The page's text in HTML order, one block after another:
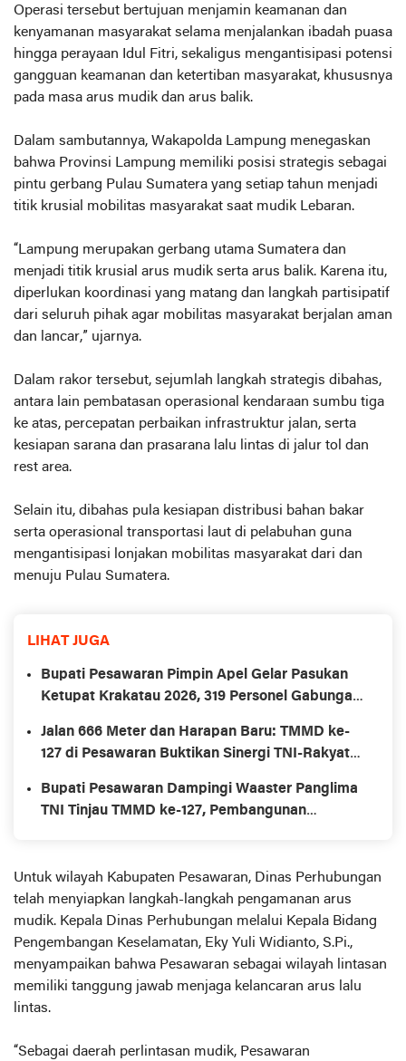
Operasi tersebut bertujuan menjamin keamanan dan
kenyamanan masyarakat selama menjalankan ibadah puasa
hingga perayaan Idul Fitri, sekaligus mengantisipasi potensi
gangguan keamanan dan ketertiban masyarakat, khususnya
pada masa arus mudik dan arus balik.
Dalam sambutannya, Wakapolda Lampung menegaskan
bahwa Provinsi Lampung memiliki posisi strategis sebagai
pintu gerbang Pulau Sumatera yang setiap tahun menjadi
titik krusial mobilitas masyarakat saat mudik Lebaran.
“Lampung merupakan gerbang utama Sumatera dan
menjadi titik krusial arus mudik serta arus balik. Karena itu,
diperlukan koordinasi yang matang dan langkah partisipatif
dari seluruh pihak agar mobilitas masyarakat berjalan aman
dan lancar,” ujarnya.
Dalam rakor tersebut, sejumlah langkah strategis dibahas,
antara lain pembatasan operasional kendaraan sumbu tiga
ke atas, percepatan perbaikan infrastruktur jalan, serta
kesiapan sarana dan prasarana lalu lintas di jalur tol dan
rest area.
Selain itu, dibahas pula kesiapan distribusi bahan bakar
serta operasional transportasi laut di pelabuhan guna
mengantisipasi lonjakan mobilitas masyarakat dari dan
menuju Pulau Sumatera.
LIHAT JUGA
Bupati Pesawaran Pimpin Apel Gelar Pasukan
Ketupat Krakatau 2026, 319 Personel Gabungan
Jalan 666 Meter dan Harapan Baru: TMMD ke-
127 di Pesawaran Buktikan Sinergi TNI-Rakyat
Bupati Pesawaran Dampingi Waaster Panglima
TNI Tinjau TMMD ke-127, Pembangunan
Untuk wilayah Kabupaten Pesawaran, Dinas Perhubungan
telah menyiapkan langkah-langkah pengamanan arus
mudik. Kepala Dinas Perhubungan melalui Kepala Bidang
Pengembangan Keselamatan, Eky Yuli Widianto, S.Pi.,
menyampaikan bahwa Pesawaran sebagai wilayah lintasan
memiliki tanggung jawab menjaga kelancaran arus lalu
lintas.
“Sebagai daerah perlintasan mudik, Pesawaran